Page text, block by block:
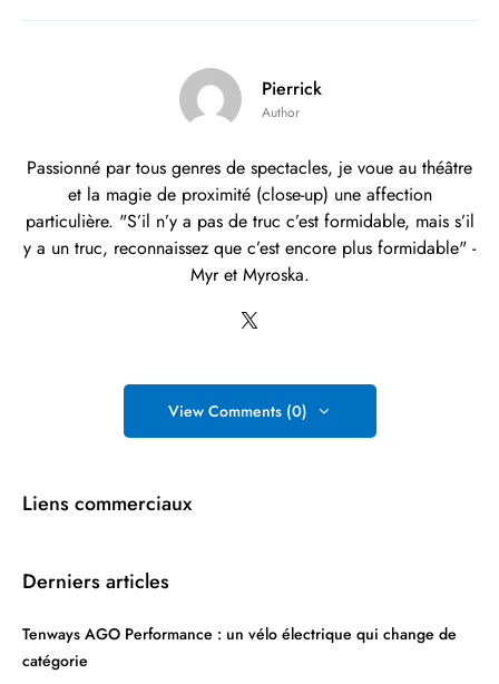
Pierrick
Author
Passionné par tous genres de spectacles, je voue au théâtre
et la magie de proximité (close-up) une affection
particulière. "S’il n’y a pas de truc c’est formidable, mais s’il
y a un truc, reconnaissez que c’est encore plus formidable" -
Myr et Myroska.
View Comments (0)
Liens commerciaux
Derniers articles
Tenways AGO Performance : un vélo électrique qui change de
catégorie